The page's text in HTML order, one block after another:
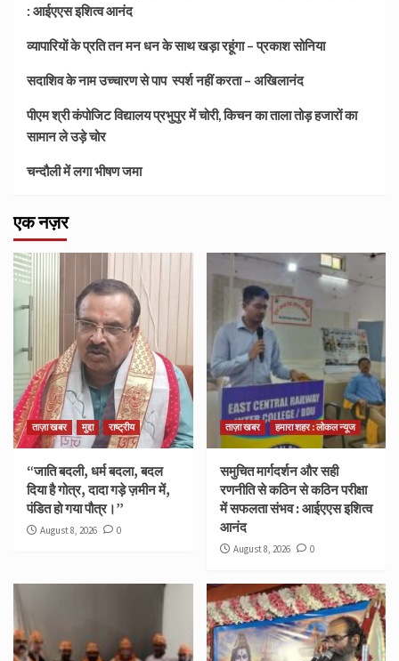
: आईएएस इशित्व आनंद
व्यापारियों के प्रति तन मन धन के साथ खड़ा रहूंगा – प्रकाश सोनिया
सदाशिव के नाम उच्चारण से पाप स्पर्श नहीं करता – अखिलानंद
पीएम श्री कंपोजिट विद्यालय प्रभुपुर में चोरी, किचन का ताला तोड़ हजारों का
सामान ले उड़े चोर
चन्दौली में लगा भीषण जमा
एक नज़र
ताज़ा खबर मुद्दा राष्ट्रीय
“जाति बदली, धर्म बदला, बदल
दिया है गोत्र, दादा गड़े ज़मीन में,
पंडित हो गया पौत्र।”
August 8, 2026 0
ताज़ा खबर हमारा शहर : लोकल न्यूज
समुचित मार्गदर्शन और सही
रणनीति से कठिन से कठिन परीक्षा
में सफलता संभव : आईएएस इशित्व
आनंद
August 8, 2026 0